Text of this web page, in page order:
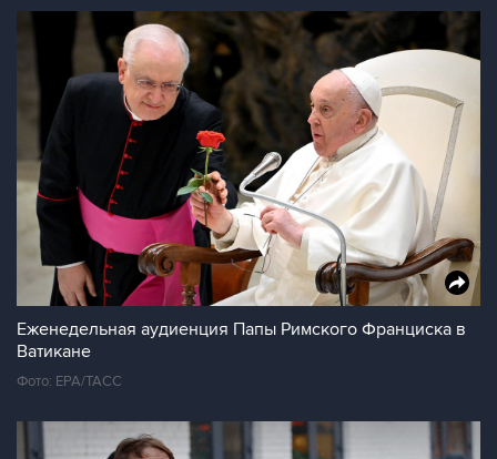
Еженедельная аудиенция Папы Римского Франциска в
Ватикане
Фото: ЕРА/ТАСС